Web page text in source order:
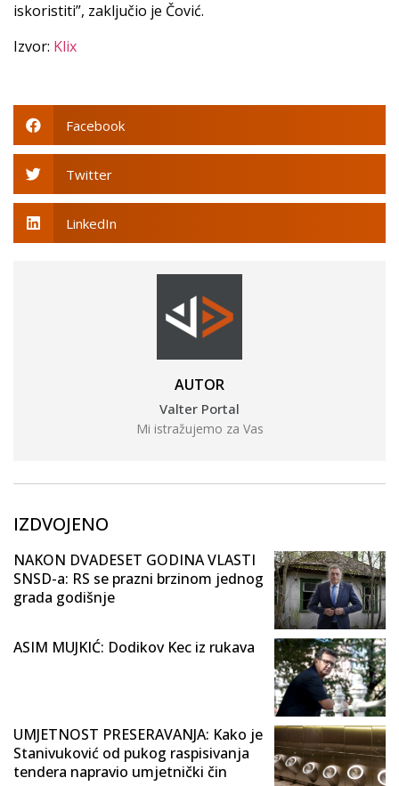
iskoristiti”, zaključio je Čović.
Izvor: Klix
Facebook
Twitter
LinkedIn
AUTOR
Valter Portal
Mi istražujemo za Vas
IZDVOJENO
NAKON DVADESET GODINA VLASTI
SNSD-a: RS se prazni brzinom jednog
grada godišnje
ASIM MUJKIĆ: Dodikov Kec iz rukava
UMJETNOST PRESERAVANJA: Kako je
Stanivuković od pukog raspisivanja
tendera napravio umjetnički čin